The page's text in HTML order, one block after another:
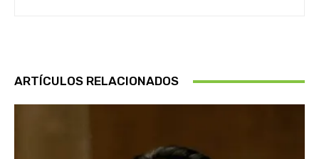
ARTÍCULOS RELACIONADOS